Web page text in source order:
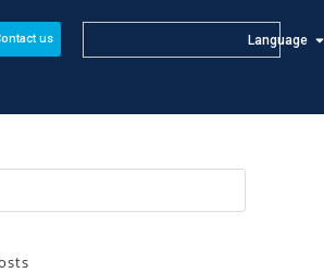
us Language